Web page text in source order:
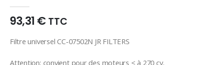
93,31€ TTC
Filtre universel CC-07502N JR FILTERS
Attention: convient pour des moteurs < à 270 cv.